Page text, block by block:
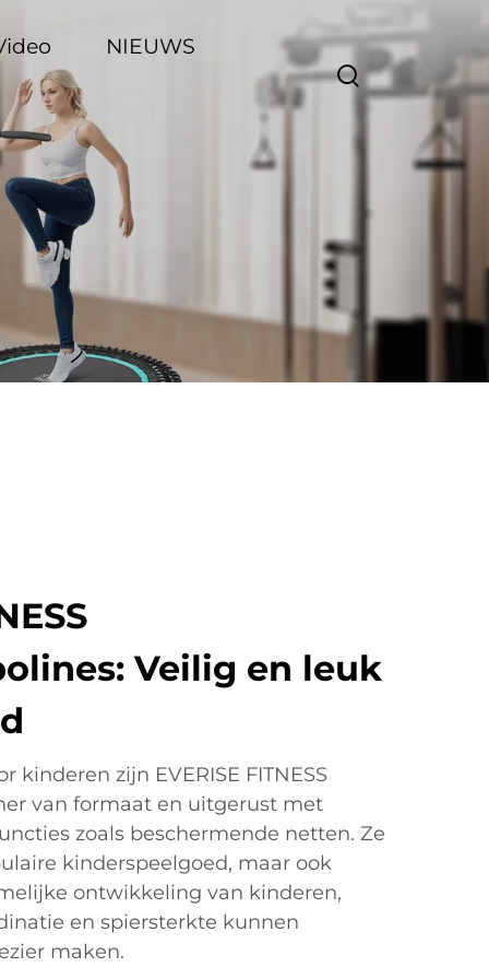
NIEUWS
Veilig en leuk
kinderen zijn EVERISE FITNESS
van formaat en uitgerust met
zoals beschermende netten. Ze
kinderspeelgoed, maar ook
ontwikkeling van kinderen,
en spiersterkte kunnen
maken.